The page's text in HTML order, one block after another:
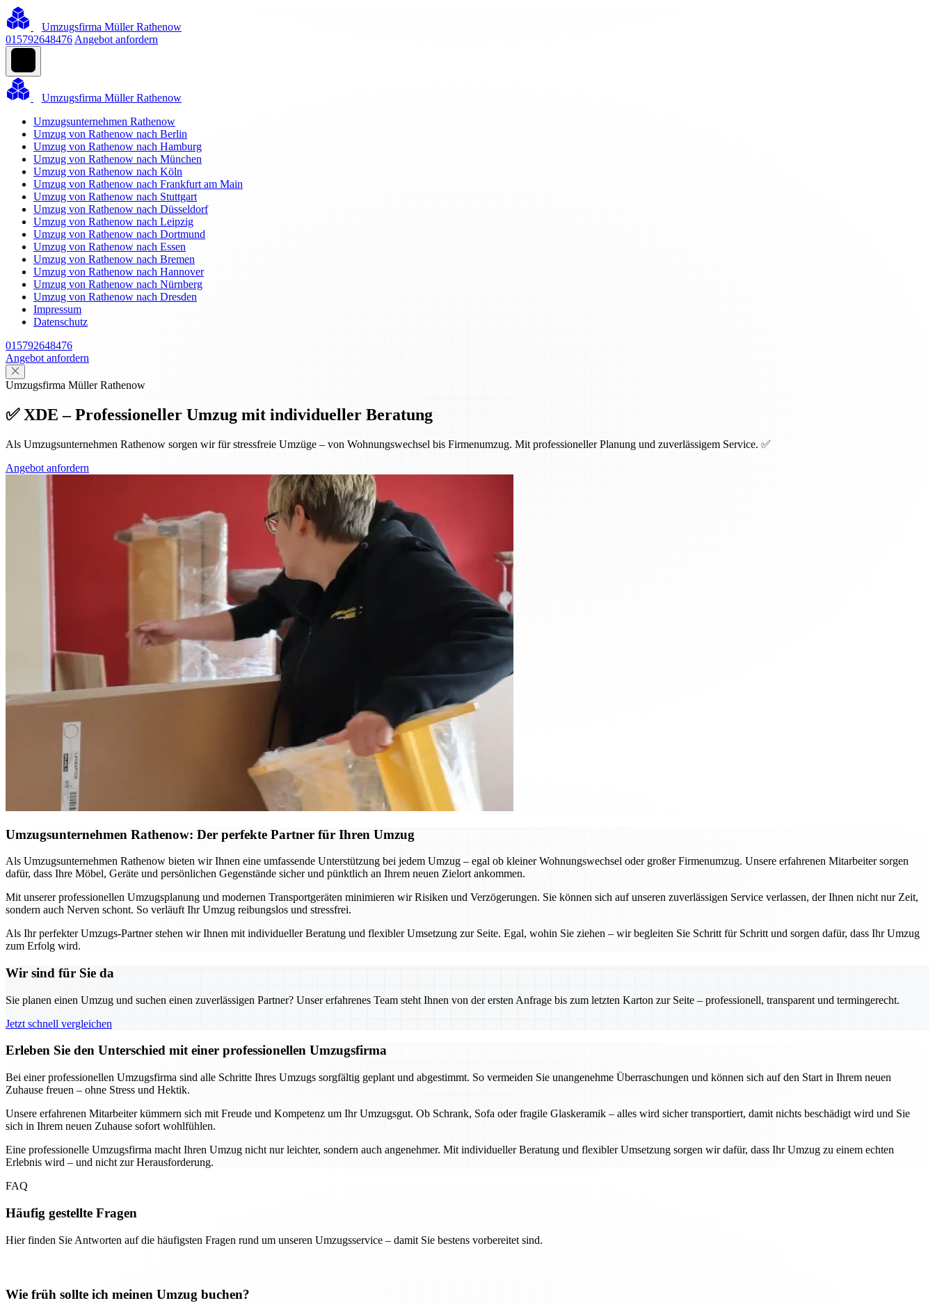
Umzugsfirma Müller Rathenow
015792648476 Angebot anfordern
Umzugsfirma Müller Rathenow
Umzugsunternehmen Rathenow
Umzug von Rathenow nach Berlin
Umzug von Rathenow nach Hamburg
Umzug von Rathenow nach München
Umzug von Rathenow nach Köln
Umzug von Rathenow nach Frankfurt am Main
Umzug von Rathenow nach Stuttgart
Umzug von Rathenow nach Düsseldorf
Umzug von Rathenow nach Leipzig
Umzug von Rathenow nach Dortmund
Umzug von Rathenow nach Essen
Umzug von Rathenow nach Bremen
Umzug von Rathenow nach Hannover
Umzug von Rathenow nach Nürnberg
Umzug von Rathenow nach Dresden
Impressum
Datenschutz
015792648476
Angebot anfordern
Umzugsfirma Müller Rathenow
✅ XDE – Professioneller Umzug mit individueller Beratung
Als Umzugsunternehmen Rathenow sorgen wir für stressfreie Umzüge – von Wohnungswechsel bis Firmenumzug. Mit professioneller Planung und zuverlässigem Service. ✅
Angebot anfordern
Umzugsunternehmen Rathenow: Der perfekte Partner für Ihren Umzug
Als Umzugsunternehmen Rathenow bieten wir Ihnen eine umfassende Unterstützung bei jedem Umzug – egal ob kleiner Wohnungswechsel oder großer Firmenumzug. Unsere erfahrenen Mitarbeiter sorgen
dafür, dass Ihre Möbel, Geräte und persönlichen Gegenstände sicher und pünktlich an Ihrem neuen Zielort ankommen.
Mit unserer professionellen Umzugsplanung und modernen Transportgeräten minimieren wir Risiken und Verzögerungen. Sie können sich auf unseren zuverlässigen Service verlassen, der Ihnen nicht nur Zeit,
sondern auch Nerven schont. So verläuft Ihr Umzug reibungslos und stressfrei.
Als Ihr perfekter Umzugs-Partner stehen wir Ihnen mit individueller Beratung und flexibler Umsetzung zur Seite. Egal, wohin Sie ziehen – wir begleiten Sie Schritt für Schritt und sorgen dafür, dass Ihr Umzug
zum Erfolg wird.
Wir sind für Sie da
Sie planen einen Umzug und suchen einen zuverlässigen Partner? Unser erfahrenes Team steht Ihnen von der ersten Anfrage bis zum letzten Karton zur Seite – professionell, transparent und termingerecht.
Jetzt schnell vergleichen
Erleben Sie den Unterschied mit einer professionellen Umzugsfirma
Bei einer professionellen Umzugsfirma sind alle Schritte Ihres Umzugs sorgfältig geplant und abgestimmt. So vermeiden Sie unangenehme Überraschungen und können sich auf den Start in Ihrem neuen
Zuhause freuen – ohne Stress und Hektik.
Unsere erfahrenen Mitarbeiter kümmern sich mit Freude und Kompetenz um Ihr Umzugsgut. Ob Schrank, Sofa oder fragile Glaskeramik – alles wird sicher transportiert, damit nichts beschädigt wird und Sie
sich in Ihrem neuen Zuhause sofort wohlfühlen.
Eine professionelle Umzugsfirma macht Ihren Umzug nicht nur leichter, sondern auch angenehmer. Mit individueller Beratung und flexibler Umsetzung sorgen wir dafür, dass Ihr Umzug zu einem echten
Erlebnis wird – und nicht zur Herausforderung.
FAQ
Häufig gestellte Fragen
Hier finden Sie Antworten auf die häufigsten Fragen rund um unseren Umzugsservice – damit Sie bestens vorbereitet sind.
Wie früh sollte ich meinen Umzug buchen?